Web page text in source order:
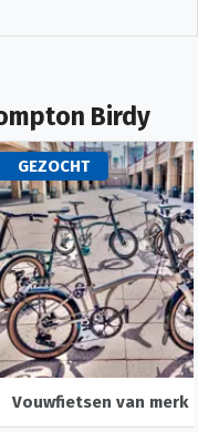
Birdy
Vouwfietsen van merk Brompton plus Riese Birdy Müller